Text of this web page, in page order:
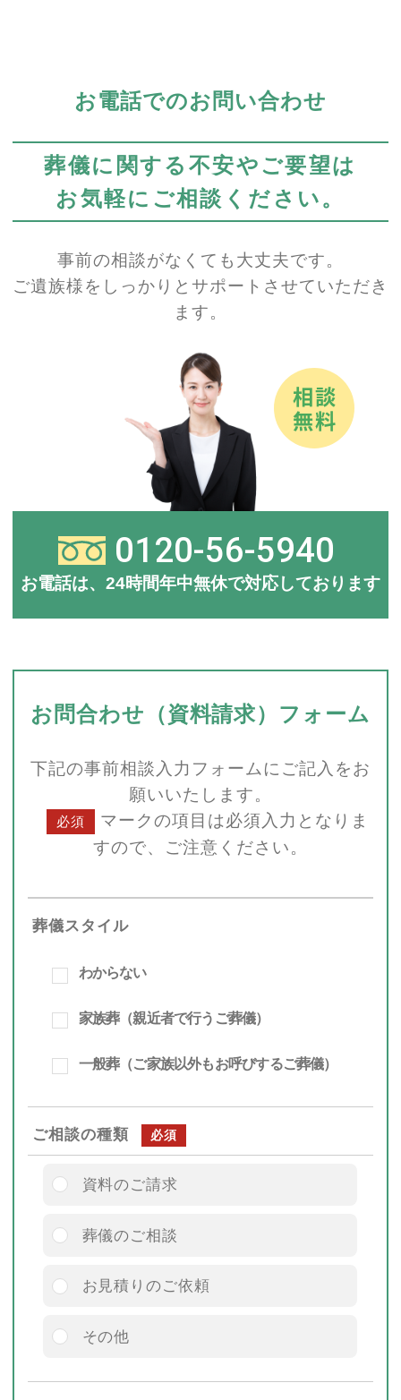
お電話でのお問い合わせ
葬儀に関する不安やご要望は
お気軽にご相談ください。
事前の相談がなくても大丈夫です。
ご遺族様をしっかりとサポートさせていただき
ます。
0120-56-5940
お電話は、24時間年中無休で対応しております
お問合わせ（資料請求）フォーム
下記の事前相談入力フォームにご記入をお
願いいたします。
必須
マークの項目は必須入力となりま
すので、 ご注意ください。
葬儀スタイル
わからない
家族葬（親近者で行うご葬儀）
一般葬（ご家族以外もお呼びするご葬儀）
ご相談の種類 必須
資料のご請求
葬儀のご相談
お見積りのご依頼
その他